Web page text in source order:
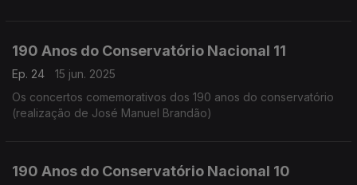
190 Anos do Conservatório Nacional 11
Ep. 24
15 jun. 2025
Os concertos comemorativos dos 190 anos do conservatório
(realização de José Manuel Brandão)
190 Anos do Conservatório Nacional 10